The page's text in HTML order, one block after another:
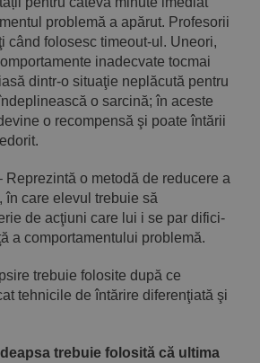
problemă a apărut. Profesorii
când fo­losesc timeout-ul. Uneori,
inadecvate tocmai
dintr-o situaţie neplăcută pentru
o sarcină; în aceste
o recompensă şi poate întării
Reprezintă o metodă de reducere a
în care ele­vul trebuie să
de acţiuni care lui i se par difici­
a comportamentului problemă.
trebuie folosite după ce
tehnicile de întărire diferenţiată şi
trebuie folosită că ultima